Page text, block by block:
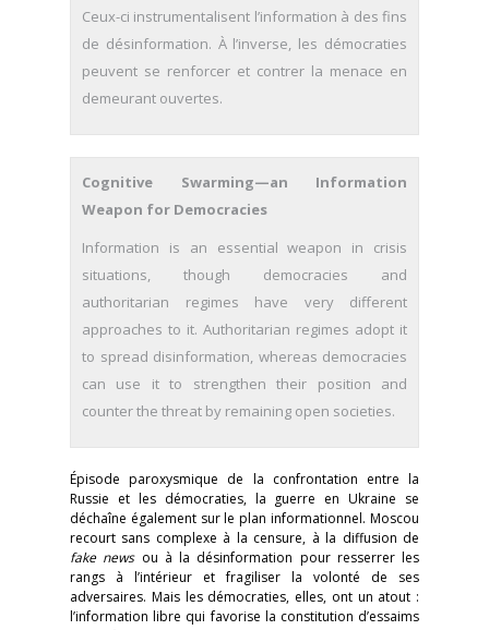
Ceux-ci instrumentalisent l’information à des fins
de désinformation. À l’inverse, les démocraties
peuvent se renforcer et contrer la menace en
demeurant ouvertes.
Cognitive Swarming—an Information
Weapon for Democracies
Information is an essential weapon in crisis
situations, though democracies and
authoritarian regimes have very different
approaches to it. Authoritarian regimes adopt it
to spread disinformation, whereas democracies
can use it to strengthen their position and
counter the threat by remaining open societies.
Épisode paroxysmique de la confrontation entre la
Russie et les démocraties, la guerre en Ukraine se
déchaîne également sur le plan informationnel. Moscou
recourt sans complexe à la censure, à la diffusion de
fake newsou à la désinformation pour resserrer les
rangs à l’intérieur et fragiliser la volonté de ses
adversaires. Mais les démocraties, elles, ont un atout :
l’information libre qui favorise la constitution d’essaims